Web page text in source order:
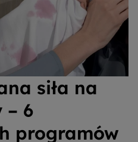
siła na
– 6
programów